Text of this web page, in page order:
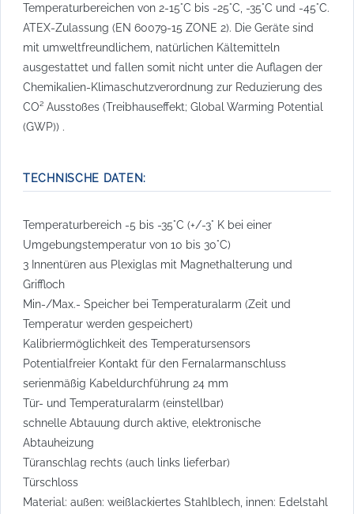
Temperaturbereichen von 2-15°C bis -25°C, -35°C und -45°C.
ATEX-Zulassung (EN 60079-15 ZONE 2). Die Geräte sind
mit umweltfreundlichem, natürlichen Kältemitteln
ausgestattet und fallen somit nicht unter die Auflagen der
Chemikalien-Klimaschutzverordnung zur Reduzierung des
CO² Ausstoßes (Treibhauseffekt; Global Warming Potential
(GWP)) .
TECHNISCHE DATEN:
Temperaturbereich -5 bis -35°C (+/-3° K bei einer
Umgebungstemperatur von 10 bis 30°C)
3 Innentüren aus Plexiglas mit Magnethalterung und
Griffloch
Min-/Max.- Speicher bei Temperaturalarm (Zeit und
Temperatur werden gespeichert)
Kalibriermöglichkeit des Temperatursensors
Potentialfreier Kontakt für den Fernalarmanschluss
serienmäßig Kabeldurchführung 24 mm
Tür- und Temperaturalarm (einstellbar)
schnelle Abtauung durch aktive, elektronische
Abtauheizung
Türanschlag rechts (auch links lieferbar)
Türschloss
Material: außen: weißlackiertes Stahlblech, innen: Edelstahl